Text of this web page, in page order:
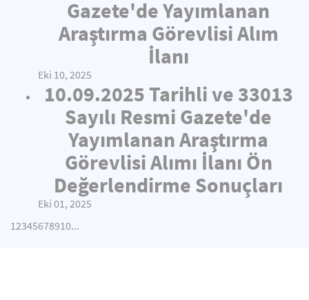
Gazete'de Yayımlanan
Araştırma Görevlisi Alım
İlanı
Eki 10, 2025
10.09.2025 Tarihli ve 33013
Sayılı Resmi Gazete'de
Yayımlanan Araştırma
Görevlisi Alımı İlanı Ön
Değerlendirme Sonuçları
Eki 01, 2025
12345678910...